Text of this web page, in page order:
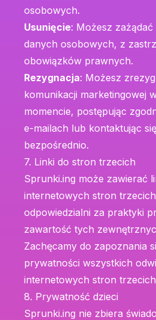
osobowych.
Usunięcie: Możesz
danych osobowych, z
obowiązków prawnych.
Rezygnacja: Możesz
komunikacji marketingowej
momencie, postępując
e-mailach lub kontaktując
bezpośrednio.
7. Linki do stron trzecich
Sprunki.ing może zawierać
internetowych stron
odpowiedzialni za praktyki
zawartość tych
Zachęcamy do zapoznania
prywatności wszystkich
internetowych stron
8. Prywatność dzieci
Sprunki.ing nie zbiera